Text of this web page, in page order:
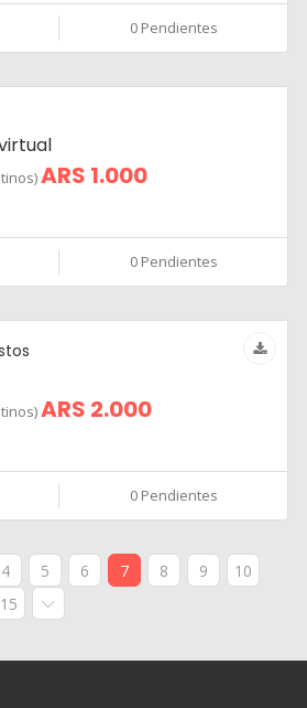
0 Pendientes
ARS 1.000
0 Pendientes
ARS 2.000
0 Pendientes
4 5 6 7 8 9
10
15